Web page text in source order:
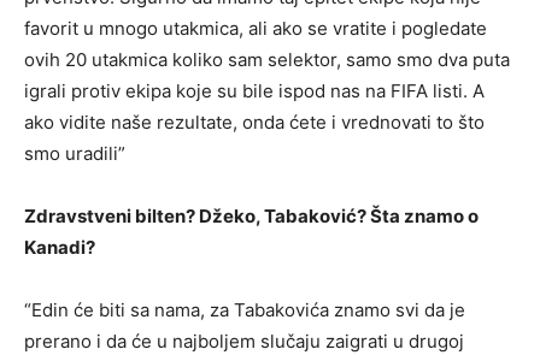
favorit u mnogo utakmica, ali ako se vratite i pogledate
ovih 20 utakmica koliko sam selektor, samo smo dva puta
igrali protiv ekipa koje su bile ispod nas na FIFA listi. A
ako vidite naše rezultate, onda ćete i vrednovati to što
smo uradili”
Zdravstveni bilten? Džeko, Tabaković? Šta znamo o
Kanadi?
“Edin će biti sa nama, za Tabakovića znamo svi da je
prerano i da će u najboljem slučaju zaigrati u drugoj